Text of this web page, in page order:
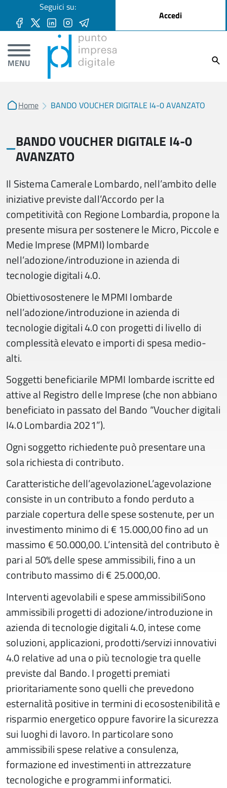
Seguici su: User account menu
Accedi
MENU
Home BANDO VOUCHER DIGITALE I4-0 AVANZATO
BANDO VOUCHER DIGITALE I4-0
AVANZATO
Il Sistema Camerale Lombardo, nell’ambito delle
iniziative previste dall’Accordo per la
competitività con Regione Lombardia, propone la
presente misura per sostenere le Micro, Piccole e
Medie Imprese (MPMI) lombarde
nell’adozione/introduzione in azienda di
tecnologie digitali 4.0.
Obiettivosostenere le MPMI lombarde
nell’adozione/introduzione in azienda di
tecnologie digitali 4.0 con progetti di livello di
complessità elevato e importi di spesa medio-
alti.
Soggetti beneficiarile MPMI lombarde iscritte ed
attive al Registro delle Imprese (che non abbiano
beneficiato in passato del Bando “Voucher digitali
I4.0 Lombardia 2021”).
Ogni soggetto richiedente può presentare una
sola richiesta di contributo.
Caratteristiche dell’agevolazioneL’agevolazione
consiste in un contributo a fondo perduto a
parziale copertura delle spese sostenute, per un
investimento minimo di € 15.000,00 fino ad un
massimo € 50.000,00. L’intensità del contributo è
pari al 50% delle spese ammissibili, fino a un
contributo massimo di € 25.000,00.
Interventi agevolabili e spese ammissibiliSono
ammissibili progetti di adozione/introduzione in
azienda di tecnologie digitali 4.0, intese come
soluzioni, applicazioni, prodotti/servizi innovativi
4.0 relative ad una o più tecnologie tra quelle
previste dal Bando. I progetti premiati
prioritariamente sono quelli che prevedono
esternalità positive in termini di ecosostenibilità e
risparmio energetico oppure favorire la sicurezza
sui luoghi di lavoro. In particolare sono
ammissibili spese relative a consulenza,
formazione ed investimenti in attrezzature
tecnologiche e programmi informatici.